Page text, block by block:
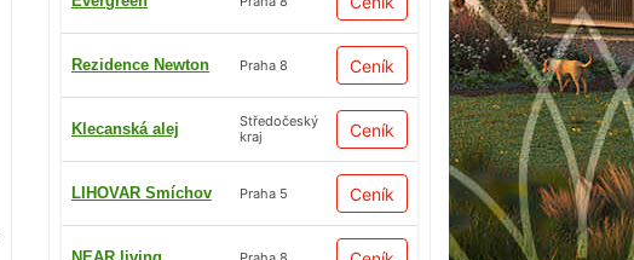
Rezidence Newton Praha 8 Ceník
Klecanská alej
Středočeský
kraj
Ceník
LIHOVAR Smíchov Praha 5 Ceník